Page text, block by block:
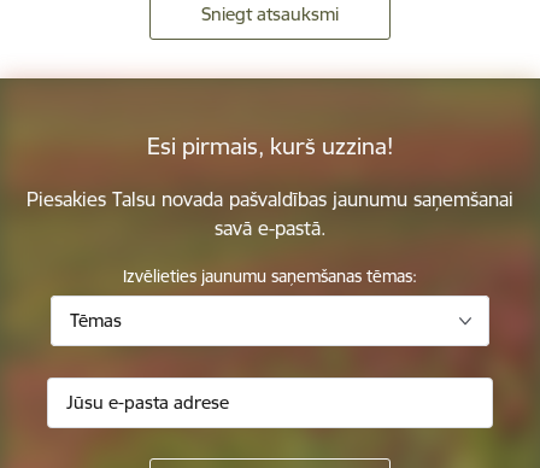
Sniegt atsauksmi
Esi pirmais, kurš uzzina!
Piesakies Talsu novada pašvaldības jaunumu saņemšanai
savā e-pastā.
Izvēlieties jaunumu saņemšanas tēmas:
Tēmas